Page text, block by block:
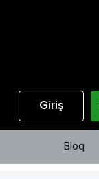
Giriş
Bloq